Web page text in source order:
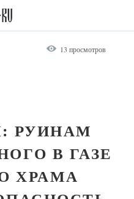
13 просмотров
РУИНАМ
В ГАЗЕ
ХРАМА